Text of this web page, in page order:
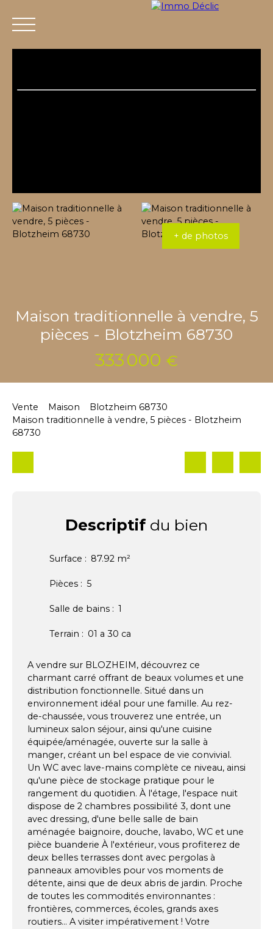
+ de photos
Maison traditionnelle à vendre, 5
pièces - Blotzheim 68730
333 000 €
Vente Maison
Blotzheim 68730
Maison traditionnelle à vendre, 5 pièces - Blotzheim
68730
Descriptifdu bien
Surface : 87.92 m²
Pièces : 5
Salle de bains : 1
Terrain : 01 a 30 ca
A vendre sur BLOZHEIM, découvrez ce
charmant carré offrant de beaux volumes et une
distribution fonctionnelle. Situé dans un
environnement idéal pour une famille. Au rez-
de-chaussée, vous trouverez une entrée, un
lumineux salon séjour, ainsi qu'une cuisine
équipée/aménagée, ouverte sur la salle à
manger, créant un bel espace de vie convivial.
Un WC avec lave-mains complète ce niveau, ainsi
qu'une pièce de stockage pratique pour le
rangement du quotidien. À l'étage, l'espace nuit
dispose de 2 chambres possibilité 3, dont une
avec dressing, d'une belle salle de bain
aménagée baignoire, douche, lavabo, WC et une
pièce buanderie À l'extérieur, vous profiterez de
deux belles terrasses dont avec pergolas à
panneaux amovibles pour vos moments de
détente, ainsi que de deux abris de jardin. Proche
de toutes les commodités environnantes :
frontières, commerces, écoles, grands axes
routiers... A visiter impérativement ! Votre